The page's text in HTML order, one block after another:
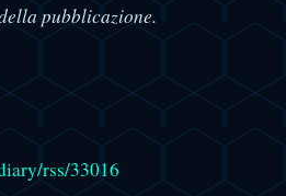
pubblicazione.
rss/33016